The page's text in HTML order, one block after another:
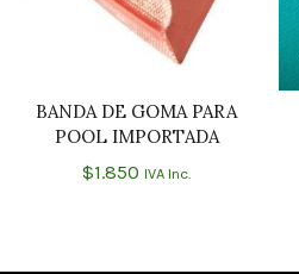
AÑADIR AL CARRITO
BANDA DE GOMA PARA
POOL IMPORTADA
$1.850 IVA Inc.